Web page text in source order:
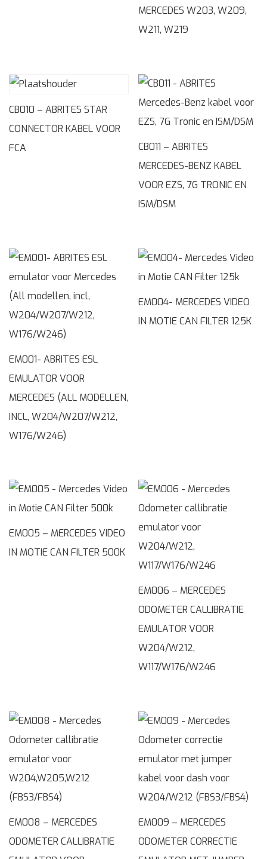
MERCEDES W203, W209,
W211, W219
CB010 – ABRITES STAR
CONNECTOR KABEL VOOR
FCA
CB011 – ABRITES
MERCEDES-BENZ KABEL
VOOR EZS, 7G TRONIC EN
ISM/DSM
EM001- ABRITES ESL
EMULATOR VOOR
MERCEDES (ALL MODELLEN,
INCL, W204/W207/W212,
W176/W246)
EM004- MERCEDES VIDEO
IN MOTIE CAN FILTER 125K
EM005 – MERCEDES VIDEO
IN MOTIE CAN FILTER 500K
EM006 – MERCEDES
ODOMETER CALLIBRATIE
EMULATOR VOOR
W204/W212,
W117/W176/W246
EM008 – MERCEDES
ODOMETER CALLIBRATIE
EM009 – MERCEDES
ODOMETER CORRECTIE